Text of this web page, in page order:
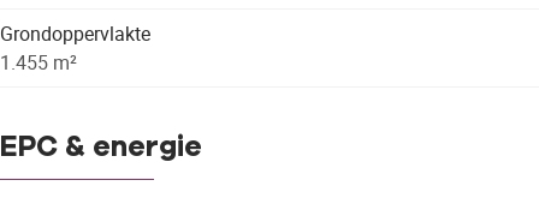
Grondoppervlakte
1.455 m²
EPC & energie